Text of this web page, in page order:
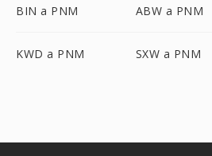
BIN a PNM ABW a PNM
KWD a PNM SXW a PNM